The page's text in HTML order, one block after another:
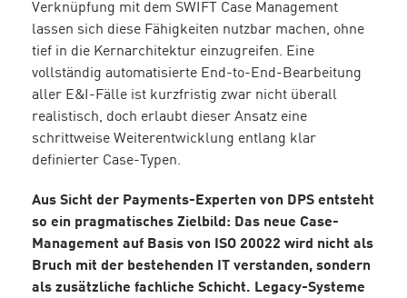
Verknüpfung mit dem SWIFT Case Management
lassen sich diese Fähigkeiten nutzbar machen, ohne
tief in die Kernarchitektur einzugreifen. Eine
vollständig automatisierte End-to-End-Bearbeitung
aller E&I-Fälle ist kurzfristig zwar nicht überall
realistisch, doch erlaubt dieser Ansatz eine
schrittweise Weiterentwicklung entlang klar
definierter Case-Typen.
Aus Sicht der Payments-Experten von DPS entsteht
so ein pragmatisches Zielbild: Das neue Case-
Management auf Basis von ISO 20022 wird nicht als
Bruch mit der bestehenden IT verstanden, sondern
als zusätzliche fachliche Schicht. Legacy-Systeme